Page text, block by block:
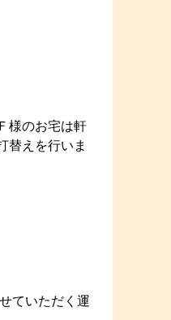
様のお宅は軒
替えを行いま
ていただく運